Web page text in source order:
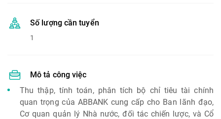
Số lượng cần tuyển
1
Mô tả công việc
Thu thập, tính toán, phân tích bộ chỉ tiêu tài chính
quan trọng của ABBANK cung cấp cho Ban lãnh đạo,
Cơ quan quản lý Nhà nước, đối tác chiến lược, và Cổ